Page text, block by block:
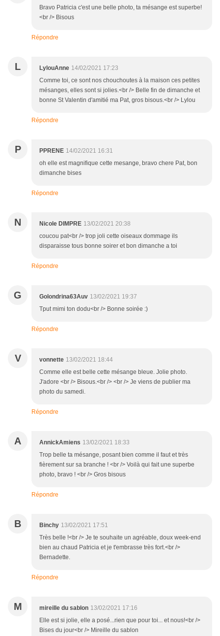
Bravo Patricia c'est une belle photo, ta mésange est superbe!
<br /> Bisous
Répondre
L LylouAnne 14/02/2021 17:23
Comme toi, ce sont nos chouchoutes à la maison ces petites
mésanges, elles sont si jolies.<br /> Belle fin de dimanche et
bonne St Valentin d'amitié ma Pat, gros bisous.<br /> Lylou
Répondre
P PPRENE 14/02/2021 16:31
oh elle est magnifique cette mesange, bravo chere Pat, bon
dimanche bises
Répondre
N Nicole DIMPRE 13/02/2021 20:38
coucou pat<br /> trop joli cette oiseaux dommage ils
disparaisse tous bonne soirer et bon dimanche a toi
Répondre
G Golondrina63Auv 13/02/2021 19:37
Tput mimi ton dodu<br /> Bonne soirée :)
Répondre
V vonnette 13/02/2021 18:44
Comme elle est belle cette mésange bleue. Jolie photo.
J'adore <br /> Bisous.<br /> <br /> Je viens de publier ma
photo du samedi.
Répondre
A AnnickAmiens 13/02/2021 18:33
Trop belle ta mésange, posant bien comme il faut et très
fièrement sur sa branche ! <br /> Voilà qui fait une superbe
photo, bravo ! <br /> Gros bisous
Répondre
B Binchy 13/02/2021 17:51
Très belle !<br /> Je te souhaite un agréable, doux week-end
bien au chaud Patricia et je t'embrasse très fort.<br />
Bernadette.
Répondre
M mireille du sablon 13/02/2021 17:16
Elle est si jolie, elle a posé...rien que pour toi... et nous!<br />
Bises du jour<br /> Mireille du sablon